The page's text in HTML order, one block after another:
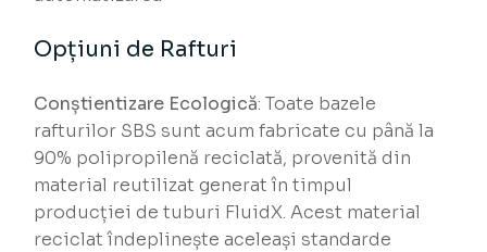
Opțiuni de Rafturi
Conștientizare Ecologică: Toate bazele
rafturilor SBS sunt acum fabricate cu până la
90% polipropilenă reciclată, provenită din
material reutilizat generat în timpul
producției de tuburi FluidX. Acest material
reciclat îndeplinește aceleași standarde